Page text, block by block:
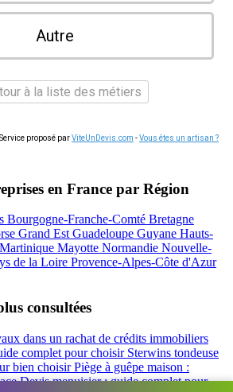
Autre
à la liste des métiers
proposé parViteUnDevis.com -Vous êtes un artisan ?
en France par Région
Bourgogne-Franche-Comté Bretagne
Grand EstGuadeloupe Guyane Hauts-
Martinique Mayotte Normandie Nouvelle-
de la Loire Provence-Alpes-Côte d'Azur
consultées
dans un rachat de crédits immobiliers
complet pour choisir Sterwins tondeuse
bien choisirPiège à guêpe maison :
Devis menuisier : guide complet pour